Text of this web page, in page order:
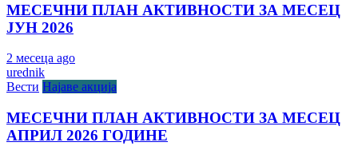
МЕСЕЧНИ ПЛАН АКТИВНОСТИ ЗА МЕСЕЦ
ЈУН 2026
2 месеца ago
urednik
Вести Најаве акција
МЕСЕЧНИ ПЛАН АКТИВНОСТИ ЗА МЕСЕЦ
АПРИЛ 2026 ГОДИНЕ